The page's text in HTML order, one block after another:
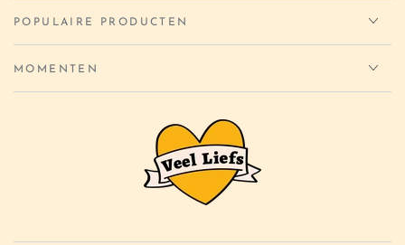
POPULAIRE PRODUCTEN
MOMENTEN